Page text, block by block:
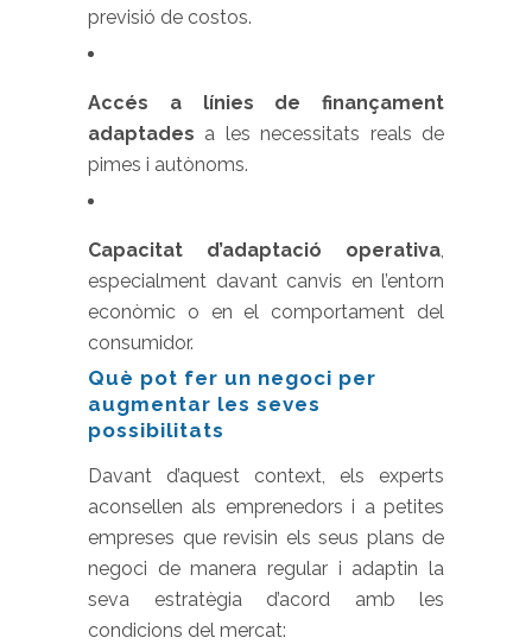
previsió de costos.
Accés a línies de finançament
adaptades a les necessitats reals de
pimes i autònoms.
Capacitat d’adaptació operativa,
especialment davant canvis en l’entorn
econòmic o en el comportament del
consumidor.
Què pot fer un negoci per
augmentar les seves
possibilitats
Davant d’aquest context, els experts
aconsellen als emprenedors i a petites
empreses que revisin els seus plans de
negoci de manera regular i adaptin la
seva estratègia d’acord amb les
condicions del mercat: